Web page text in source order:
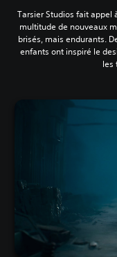
Tarsier Studios fait appel
multitude de nouveaux
brisés, mais endurants.
enfants ont inspiré le
les